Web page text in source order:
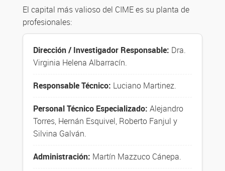
El capital más valioso del CIME es su planta de
profesionales:
Dirección / Investigador Responsable: Dra.
Virginia Helena Albarracín.
Responsable Técnico: Luciano Martinez.
Personal Técnico Especializado: Alejandro
Torres, Hernán Esquivel, Roberto Fanjul y
Silvina Galván.
Administración: Martín Mazzuco Cánepa.